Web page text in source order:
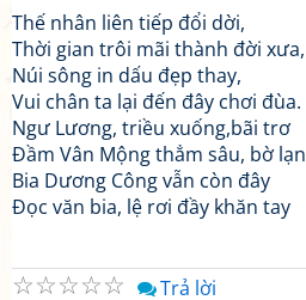
Thế nhân liên tiếp đổi dời,
Thời gian trôi mãi thành đời
Núi sông in dấu đẹp thay,
Vui chân ta lại đến đây chơi đùa.
Ngư Lương, triều xuống,bãi trơ
Đầm Vân Mộng thẳm sâu, bờ
Bia Dương Công vẫn còn đây
Đọc văn bia, lệ rơi đầy khăn tay
☆
☆
☆
☆
☆ Trả lời